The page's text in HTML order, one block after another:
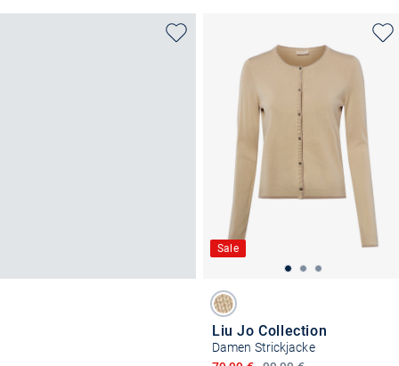
Sale
Liu Jo Collection
Damen Strickjacke